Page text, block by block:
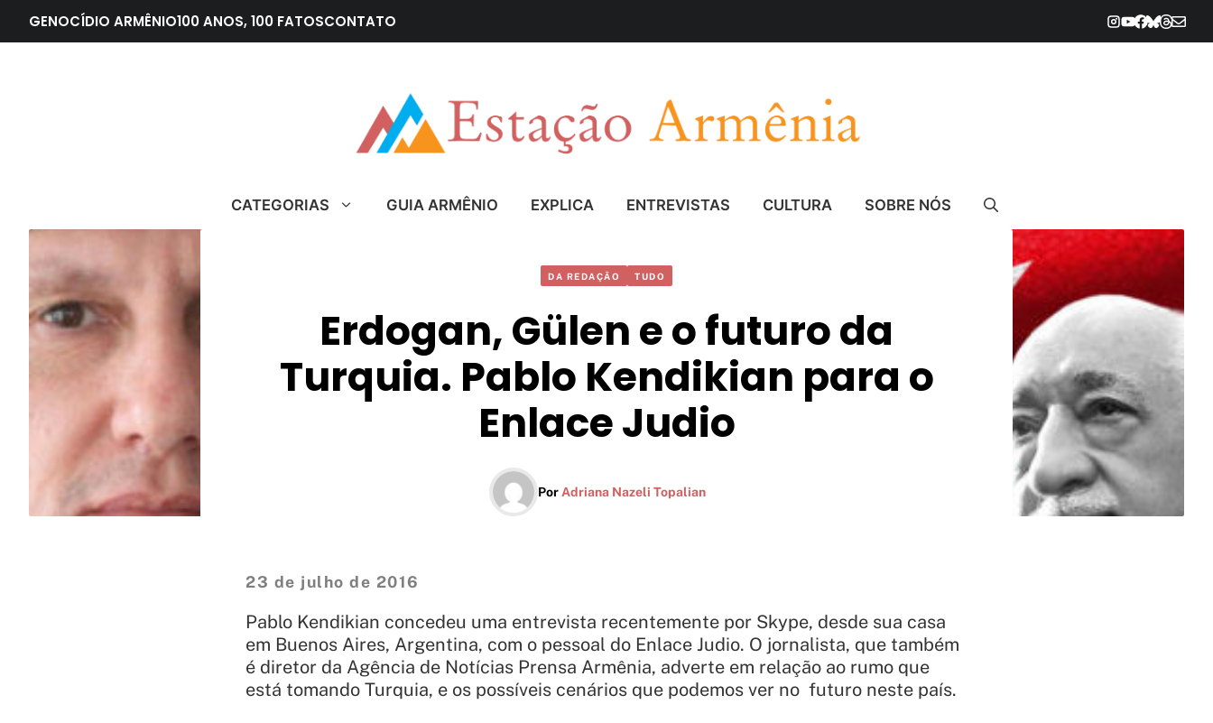
para
GENOCÍDIO ARMÊNIO100 ANOS, 100 FATOSCONTATO
CATEGORIAS GUIA ARMÊNIO EXPLICA ENTREVISTAS CULTURA SOBRE NÓS
DA REDAÇÃO TUDO
Erdogan, Gülen e o futuro da
Turquia. Pablo Kendikian para o
Enlace Judio
Por Adriana Nazeli Topalian
23 de julho de 2016
Pablo Kendikian concedeu uma entrevista recentemente por Skype, desde sua casa
em Buenos Aires, Argentina, com o pessoal do Enlace Judio. O jornalista, que também
é diretor da Agência de Notícias Prensa Armênia, adverte em relação ao rumo que
está tomando Turquia, e os possíveis cenários que podemos ver no futuro neste país.